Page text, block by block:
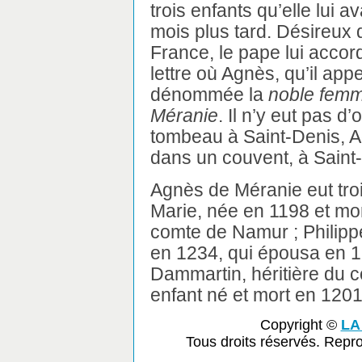
trois enfants qu’elle lui
mois plus tard. Désireux
France, le pape lui
lettre où Agnès, qu’il
dénommée la noble
Méranie. Il n’y eut pas
tombeau à Saint-Denis,
dans un couvent, à
Agnès de Méranie eut
Marie, née en 1198 et
comte de Namur ;
en 1234, qui épousa en
Dammartin, héritière du
enfant né et mort en
Copyright ©
Tous droits réservés.